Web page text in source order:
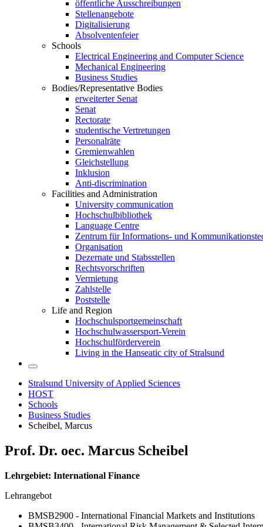
öffentliche Ausschreibungen
Stellenangebote
Digitalisierung
Absolventenfeier
Schools
Electrical Engineering and Computer Science
Mechanical Engineering
Business Studies
Bodies/Representative Bodies
erweiterter Senat
Senat
Rectorate
studentische Vertretungen
Personalräte
Gremienwahlen
Gleichstellung
Inklusion
Anti-discrimination
Facilities and Administration
University communication
Hochschulbibliothek
Language Centre
Zentrum für Informations- und
Organisation
Dezernate und Stabsstellen
Rechtsvorschriften
Vermietung
Zahlstelle
Poststelle
Life and Region
Hochschulsportgemeinschaft
Hochschulwassersport-Verein
Hochschulförderverein
Living in the Hanseatic city of Stralsund
Stralsund University of Applied Sciences
HOST
Schools
Business Studies
Scheibel, Marcus
Prof. Dr. oec. Mar­cus Scheibel
Lehrgebiet: International Finance
Lehrangebot
BMSB2900 - International Financial Markets and Institutions